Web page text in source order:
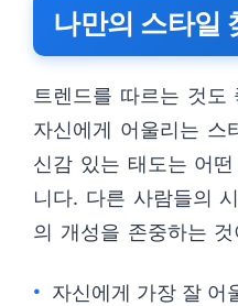
나만의 스타일
트렌드를 따르는 것도
자신에게 어울리는 스
신감 있는 태도는 어
니다. 다른 사람들의
의 개성을 존중하는
자신에게 가장 잘 어